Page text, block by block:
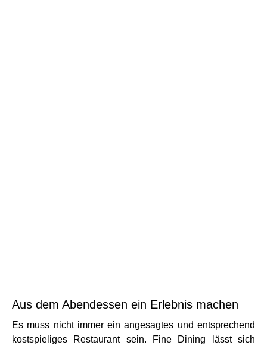
Aus dem Abendessen ein Erlebnis machen
Es muss nicht immer ein angesagtes und entsprechend
kostspieliges Restaurant sein. Fine Dining lässt sich